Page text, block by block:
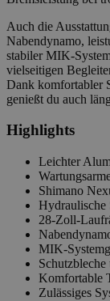
Auch die
Nabendynamo,
stabiler MIK-
vielseitigen
Dank komfortabler
genießt du auch
Highlights
Leichter
Shimano
Hydraulische
28-Zoll-
MIK-
Komfortable
Zulässiges